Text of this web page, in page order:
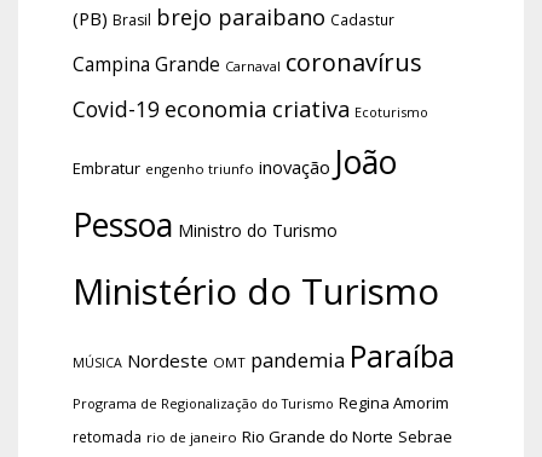
(PB) Brasil brejo paraibano Cadastur
Campina Grande Carnaval coronavírus
Covid-19 economia criativa Ecoturismo
Embratur engenho triunfo inovação João
Pessoa Ministro do Turismo
Ministério do Turismo
MÚSICA Nordeste OMT pandemia Paraíba
Programa de Regionalização do Turismo Regina Amorim
retomada rio de janeiro Rio Grande do Norte Sebrae